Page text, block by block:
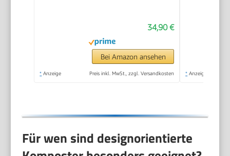
Witterungsbeständig,
Thermokomposter
mit Belüftungssystem,
Kunststoff
34,90 €
Bei Amazon ansehen
* Anzeige Preis inkl. MwSt., zzgl. Versandkosten * Anzeige
Für wen sind designorientierte